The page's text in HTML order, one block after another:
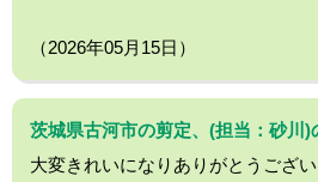
（2026年05月15日）
茨城県古河市の剪定、(担当：砂川)
大変きれいになりありがとうござい